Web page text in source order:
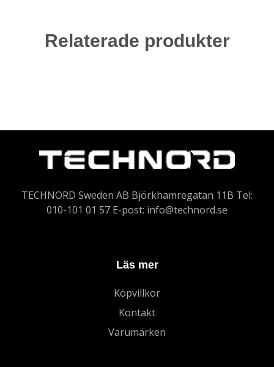
Relaterade produkter
TECHNORD Sweden AB Björkhamregatan 11B Tel:
010-101 01 57 E-post: info@technord.se
Läs mer
Köpvillkor
Kontakt
Varumärken